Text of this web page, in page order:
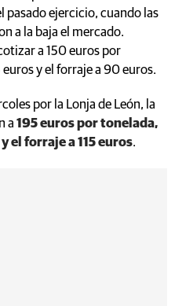
pasado ejercicio, cuando las
a la baja el mercado.
a 150 euros por
y el forraje a 90 euros.
por la Lonja de León, la
a 195 euros por tonelada,
el forraje a 115 euros.